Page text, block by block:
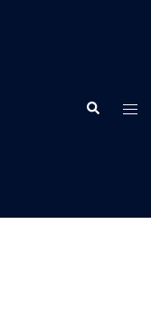
Search